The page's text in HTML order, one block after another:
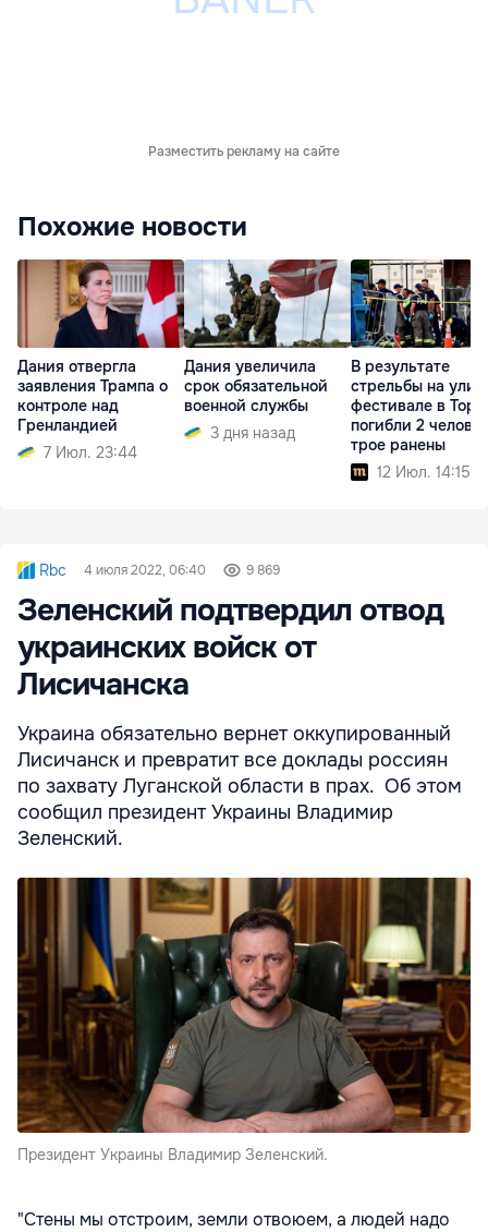
Разместить рекламу на сайте
Похожие новости
Дания отвергла
заявления Трампа о
контроле над
Гренландией
7 Июл. 23:44
Дания увеличила
срок обязательной
военной службы
3 дня назад
В результате
стрельбы на
фестивале в
погибли 2
трое ранены
12 Июл. 14:15
Rbc 4 июля 2022, 06:40 9 869
Зеленский подтвердил отвод
украинских войск от
Лисичанска
Украина обязательно вернет оккупированный
Лисичанск и превратит все доклады россиян
по захвату Луганской области в прах. Об этом
сообщил президент Украины Владимир
Зеленский.
Президент Украины Владимир Зеленский.
"Стены мы отстроим, земли отвоюем, а людей надо